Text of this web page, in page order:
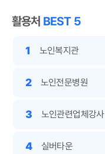
활용처 BEST 5
1 노인복지관
2 노인전문병원
3 노인관련업체강사
4 실버타운